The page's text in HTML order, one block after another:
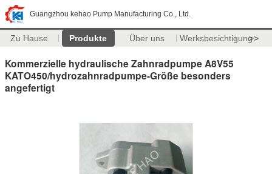
Guangzhou kehao Pump Manufacturing Co., Ltd.
Zu Hause Produkte Über uns Werksbesichtigung>>
Kommerzielle hydraulische Zahnradpumpe A8V55
KATO450/hydrozahnradpumpe-Größe besonders
angefertigt